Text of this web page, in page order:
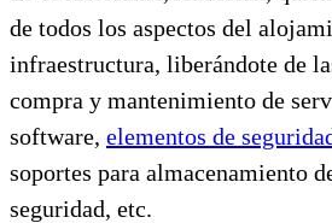
de todos los aspectos del
infraestructura, liberándote de
compra y mantenimiento de
software, elementos de
soportes para almacenamiento
seguridad, etc.